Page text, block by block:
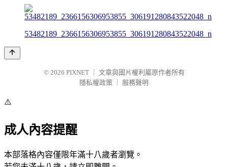
53482189_2366156306953855_306191280843522048_n
© 2026 PIXNET
文章與圖片權利屬原作者所有
隱私權政策
服務聲明
⚠️
成人內容提醒
本部落格內容僅限年滿十八歲者瀏覽。